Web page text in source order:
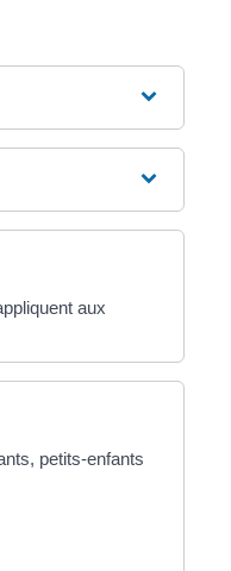
aux
petits-enfants